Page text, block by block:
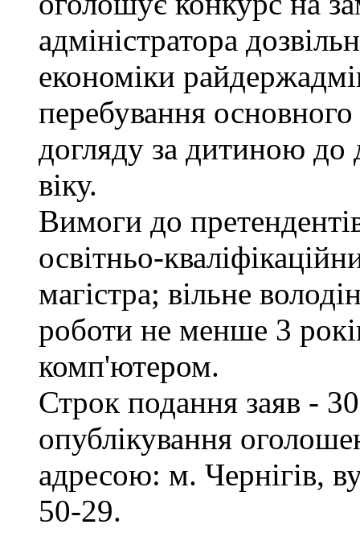
адміністратора
економіки
перебування
догляду за дитиною до
віку.
Вимоги до
освітньо-
магістра; вільне
роботи не менше 3
комп'ютером.
Строк подання заяв -
опублікування
адресою: м. Чернігів,
50-29.